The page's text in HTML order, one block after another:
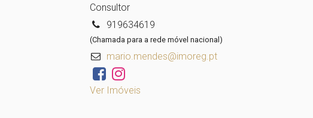
Consultor
919634619
(Chamada para a rede móvel nacional)
mario.mendes@imoreg.pt
Ver Imóveis